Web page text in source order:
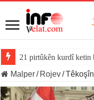
21 pirtûkên kurdî ketin
YE derî vekir:
Malper/ Rojev/